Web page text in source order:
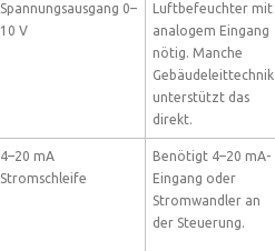
Spannungsausgang 0–
10 V
Luftbefeuchter mit
analogem Eingang
nötig. Manche
Gebäudeleittechnik
unterstützt das
direkt.
4–20 mA
Stromschleife
Benötigt 4–20 mA-
Eingang oder
Stromwandler an
der Steuerung.